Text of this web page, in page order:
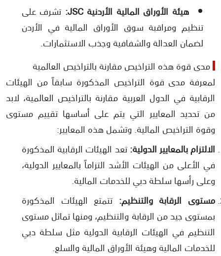
هيئة الأوراق المالية الأردنية JSC:
تشرف على
تنظيم ومراقبة سوق الأوراق المالية في الأردن
لضمان العدالة والشفافية وجذب الاستثمارات.
مدى قوة هذه التراخيص مقارنة بالتراخيص العالمية
لمعرفة مدى قوة التراخيص المذكورة سابقاً من الهيئات
الرقابية في الدول العربية مقارنة بالتراخيص العالمية، لابد
من تحديد المعايير التي يتم على أساسها تقييم مستوى
وقوة التراخيص المالية. وتشمل هذه المعايير:
الالتزام بالمعايير الدولية:تعد الهيئات الرقابية المذكورة
في الأعلى من الهيئات الأشد التزاماً بالمعايير الدولية،
وعلى رأسها سلطة دبي للخدمات المالية.
مستوى الرقابة والتنظيم: تتمتع الهيئات المذكورة
بمستوى جيد من الرقابة والتنظيم، ومنها تماثل مستوى
التنظيم في الهيئات الرقابية الدولية مثل سلطة دبي
للخدمات المالية وهيئة الأوراق المالية والسلع.